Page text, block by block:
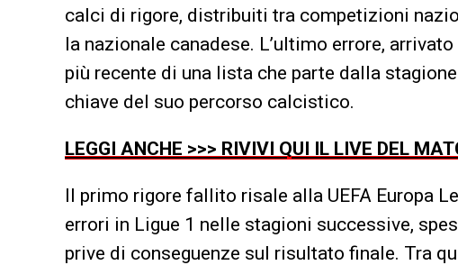
calci di rigore, distribuiti tra competizioni
la nazionale canadese. L’ultimo errore,
più recente di una lista che parte dalla
chiave del suo percorso calcistico.
LEGGI ANCHE >>> RIVIVI QUI IL LIVE DEL
Il primo rigore fallito risale alla UEFA Europa
errori in Ligue 1 nelle stagioni successive,
prive di conseguenze sul risultato finale. Tra